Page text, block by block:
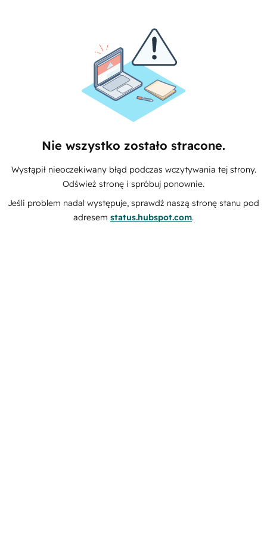
Nie wszystko zostało stracone.
Wystąpił nieoczekiwany błąd podczas wczytywania tej strony.
Odśwież stronę i spróbuj ponownie.
Jeśli problem nadal występuje, sprawdź naszą stronę stanu pod
adresem status.hubspot.com.